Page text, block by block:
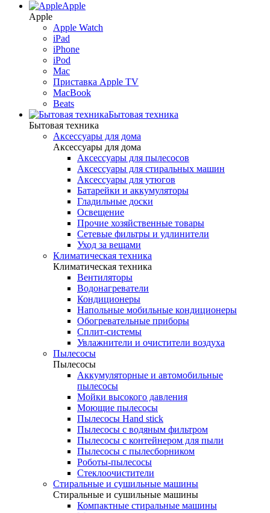
Apple
Apple
Apple Watch
iPad
iPhone
iPod
Mac
Приставка Apple TV
MacBook
Beats
Бытовая техника
Бытовая техника
Аксессуары для дома
Аксессуары для дома
Аксессуары для пылесосов
Аксессуары для стиральных машин
Аксессуары для утюгов
Батарейки и аккумуляторы
Гладильные доски
Освещение
Прочие хозяйственные товары
Сетевые фильтры и удлинители
Уход за вещами
Климатическая техника
Климатическая техника
Вентиляторы
Водонагреватели
Кондиционеры
Напольные мобильные кондиционеры
Обогревательные приборы
Сплит-системы
Увлажнители и очистители воздуха
Пылесосы
Пылесосы
Аккумуляторные и автомобильные
пылесосы
Мойки высокого давления
Моющие пылесосы
Пылесосы Hand stick
Пылесосы с водяным фильтром
Пылесосы с контейнером для пыли
Пылесосы с пылесборником
Роботы-пылесосы
Стеклоочистители
Стиральные и сушильные машины
Стиральные и сушильные машины
Компактные стиральные машины